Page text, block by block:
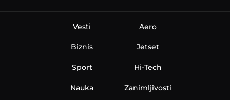
Vesti
Biznis
Sport
Nauka
Aero
Jetset
Hi-Tech
Zanimljivosti